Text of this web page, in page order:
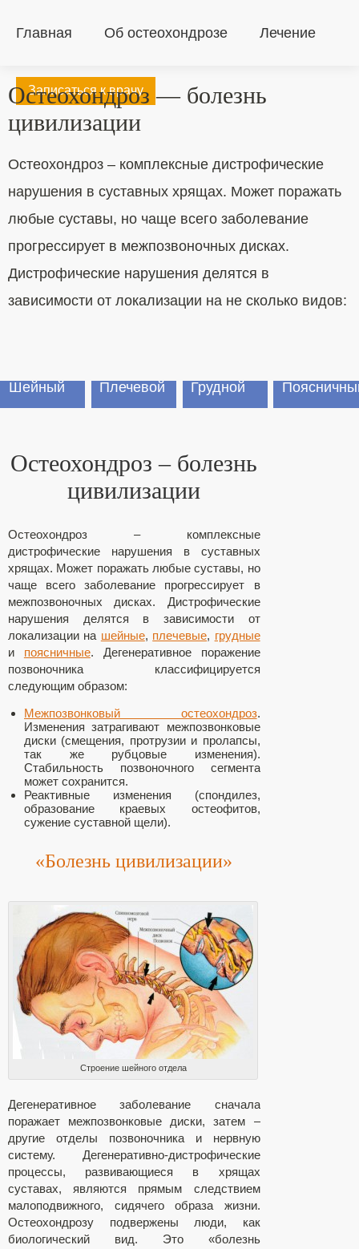
Главная Об остеохондрозе Лечение
Записаться к врачу
Остеохондроз — болезнь
цивилизации
Остеохондроз – комплексные дистрофические
нарушения в суставных хрящах. Может поражать
любые суставы, но чаще всего заболевание
прогрессирует в межпозвоночных дисках.
Дистрофические нарушения делятся в
зависимости от локализации на не сколько видов:
Шейный Плечевой Грудной
Остеохондроз – болезнь
цивилизации
Остеохондроз – комплексные
дистрофические нарушения в суставных
хрящах. Может поражать любые суставы, но
чаще всего заболевание прогрессирует в
межпозвоночных дисках. Дистрофические
нарушения делятся в зависимости от
локализации на шейные, плечевые, грудные
и поясничные. Дегенеративное поражение
позвоночника классифицируется
следующим образом:
Межпозвонковый остеохондроз.
Изменения затрагивают межпозвонковые
диски (смещения, протрузии и пролапсы,
так же рубцовые изменения).
Стабильность позвоночного сегмента
может сохранится.
Реактивные изменения (спондилез,
образование краевых остеофитов,
сужение суставной щели).
«Болезнь цивилизации»
Строение шейного отдела
Дегенеративное заболевание сначала
поражает межпозвонковые диски, затем –
другие отделы позвоночника и нервную
систему. Дегенеративно-дистрофические
процессы, развивающиеся в хрящах
суставах, являются прямым следствием
малоподвижного, сидячего образа жизни.
Остеохондрозу подвержены люди, как
биологический вид. Это «болезнь